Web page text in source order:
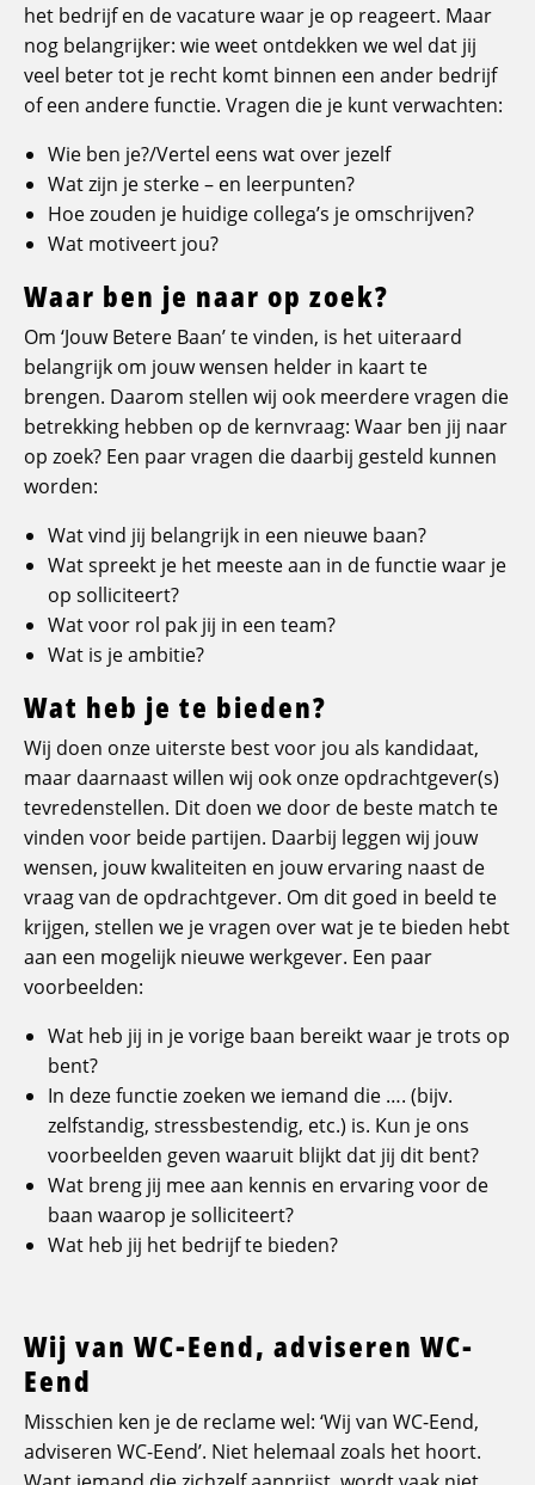
het bedrijf en de vacature waar je op reageert. Maar
nog belangrijker: wie weet ontdekken we wel dat jij
veel beter tot je recht komt binnen een ander bedrijf
of een andere functie. Vragen die je kunt verwachten:
Wie ben je?/Vertel eens wat over jezelf
Wat zijn je sterke – en leerpunten?
Hoe zouden je huidige collega’s je omschrijven?
Wat motiveert jou?
Waar ben je naar op zoek?
Om ‘Jouw Betere Baan’ te vinden, is het uiteraard
belangrijk om jouw wensen helder in kaart te
brengen. Daarom stellen wij ook meerdere vragen die
betrekking hebben op de kernvraag: Waar ben jij naar
op zoek? Een paar vragen die daarbij gesteld kunnen
worden:
Wat vind jij belangrijk in een nieuwe baan?
Wat spreekt je het meeste aan in de functie waar je
op solliciteert?
Wat voor rol pak jij in een team?
Wat is je ambitie?
Wat heb je te bieden?
Wij doen onze uiterste best voor jou als kandidaat,
maar daarnaast willen wij ook onze opdrachtgever(s)
tevredenstellen. Dit doen we door de beste match te
vinden voor beide partijen. Daarbij leggen wij jouw
wensen, jouw kwaliteiten en jouw ervaring naast de
vraag van de opdrachtgever. Om dit goed in beeld te
krijgen, stellen we je vragen over wat je te bieden hebt
aan een mogelijk nieuwe werkgever. Een paar
voorbeelden:
Wat heb jij in je vorige baan bereikt waar je trots op
bent?
In deze functie zoeken we iemand die …. (bijv.
zelfstandig, stressbestendig, etc.) is. Kun je ons
voorbeelden geven waaruit blijkt dat jij dit bent?
Wat breng jij mee aan kennis en ervaring voor de
baan waarop je solliciteert?
Wat heb jij het bedrijf te bieden?
Wij van WC-Eend, adviseren WC-
Eend
Misschien ken je de reclame wel: ‘Wij van WC-Eend,
adviseren WC-Eend’. Niet helemaal zoals het hoort.